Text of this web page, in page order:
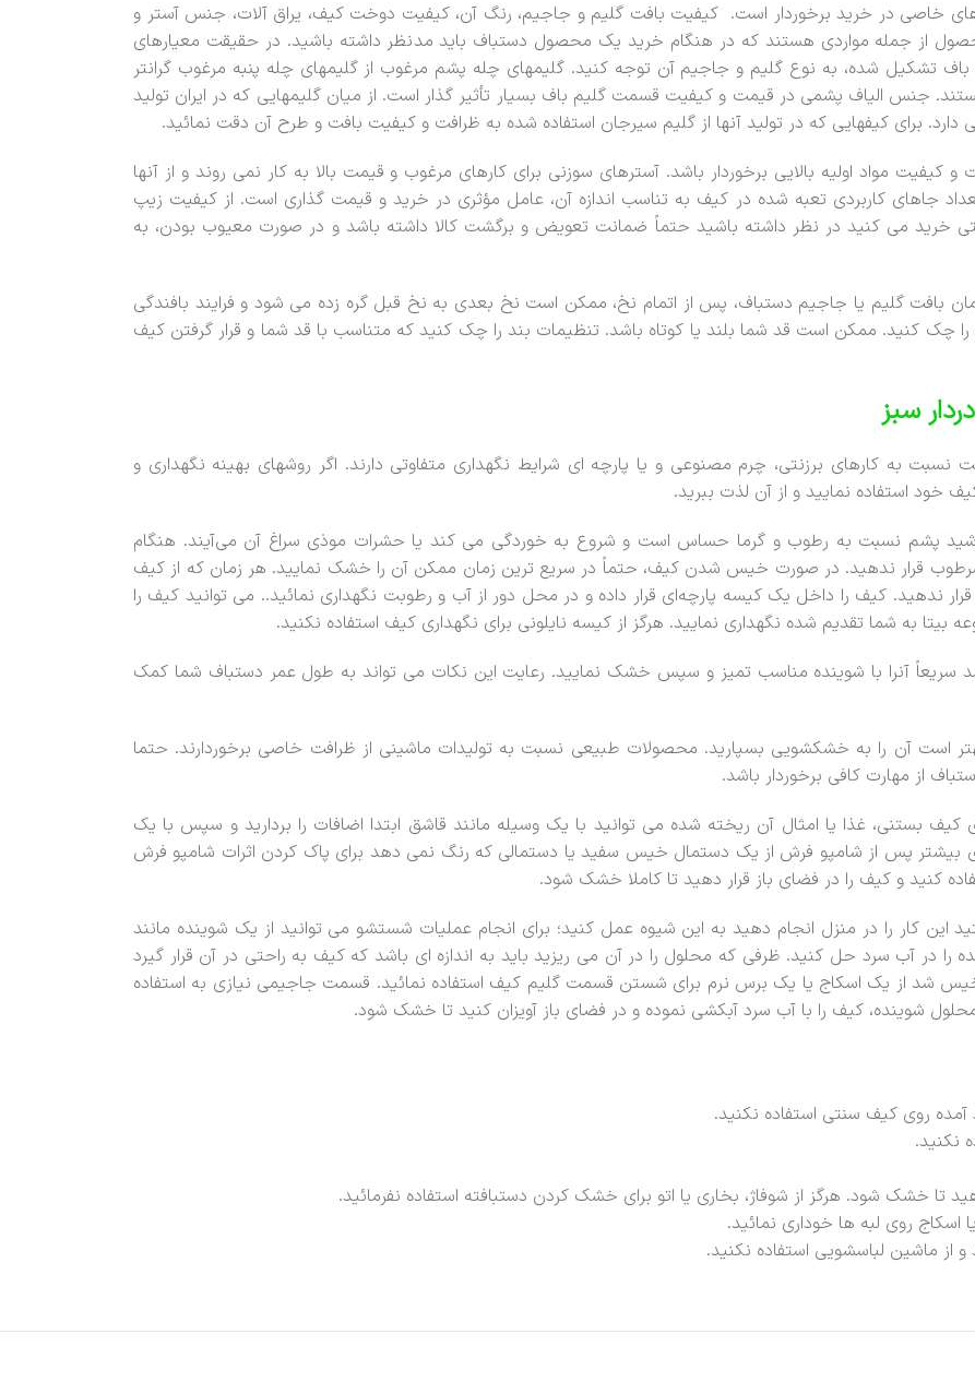
خاصی در خرید برخوردار است. کیفیت بافت گلیم و جاجیم، رنگ آن، کیفیت دوخت کیف، یراق آلات، جنس آستر و
از جمله مواردی هستند که در هنگام خرید یک محصول دستباف باید مدنظر داشته باشید. در حقیقت معیارهای
تشکیل شده، به نوع گلیم و جاجیم آن توجه کنید. گلیمهای چله پشم مرغوب از گلیمهای چله پنبه مرغوب گرانتر
جنس الیاف پشمی در قیمت و کیفیت قسمت گلیم باف بسیار تأثیر گذار است. از میان گلیمهایی که در ایران تولید
برای کیفهایی که در تولید آنها از گلیم سیرجان استفاده شده به ظرافت و کیفیت بافت و طرح آن دقت نمائید.
مواد اولیه بالایی برخوردار باشد. آسترهای سوزنی برای کارهای مرغوب و قیمت بالا به کار نمی روند و از آنها
جاهای کاربردی تعبه شده در کیف به تناسب اندازه آن، عامل مؤثری در خرید و قیمت گذاری است. از کیفیت زیپ
خرید می کنید در نظر داشته باشید حتماً ضمانت تعویض و برگشت کالا داشته باشد و در صورت معیوب بودن، به
بافت گلیم یا جاجیم دستباف، پس از اتمام نخ، ممکن است نخ بعدی به نخ قبل گره زده می شود و فرایند بافندگی
را چک کنید. ممکن است قد شما بلند یا کوتاه باشد. تنظیمات بند را چک کنید که متناسب با قد شما و قرار گرفتن کیف
سبز
به کارهای برزنتی، چرم مصنوعی و یا پارچه ای شرایط نگهداری متفاوتی دارند. اگر روشهای بهینه نگهداری و
خود استفاده نمایید و از آن لذت ببرید.
پشم نسبت به رطوب و گرما حساس است و شروع به خوردگی می کند یا حشرات موذی سراغ آن می‌آیند. هنگام
قرار ندهید. در صورت خیس شدن کیف، حتماً در سریع ترین زمان ممکن آن را خشک نمایید. هر زمان که از کیف
ندهید. کیف را داخل یک کیسه پارچه‌ای قرار داده و در محل دور از آب و رطوبت نگهداری نمائید.. می توانید کیف را
به شما تقدیم شده نگهداری نمایید. هرگز از کیسه نایلونی برای نگهداری کیف استفاده نکنید.
آنرا با شوینده مناسب تمیز و سپس خشک نمایید. رعایت این نکات می تواند به طول عمر دستباف شما کمک
است آن را به خشکشویی بسپارید. محصولات طبیعی نسبت به تولیدات ماشینی از ظرافت خاصی برخوردارند. حتما
از مهارت کافی برخوردار باشد.
غذا یا امثال آن ریخته شده می توانید با یک وسیله مانند قاشق ابتدا اضافات را بردارید و سپس با یک
بیشتر پس از شامپو فرش از یک دستمال خیس سفید یا دستمالی که رنگ نمی دهد برای پاک کردن اثرات شامپو فرش
کنید و کیف را در فضای باز قرار دهید تا کاملا خشک شود.
کار را در منزل انجام دهید به این شیوه عمل کنید؛ برای انجام عملیات شستشو می توانید از یک شوینده مانند
را در آب سرد حل کنید. ظرفی که محلول را در آن می ریزید باید به اندازه ای باشد که کیف به راحتی در آن قرار گیرد
شد از یک اسکاج یا یک برس نرم برای شستن قسمت گلیم کیف استفاده نمائید. قسمت جاجیمی نیازی به استفاده
شوینده، کیف را با آب سرد آبکشی نموده و در فضای باز آویزان کنید تا خشک شود.
آمده روی کیف سنتی استفاده نکنید.
نکنید.
خشک شود. هرگز از شوفاژ، بخاری یا اتو برای خشک کردن دستبافته استفاده نفرمائید.
روی لبه ها خوداری نمائید.
از ماشین لباسشویی استفاده نکنید.